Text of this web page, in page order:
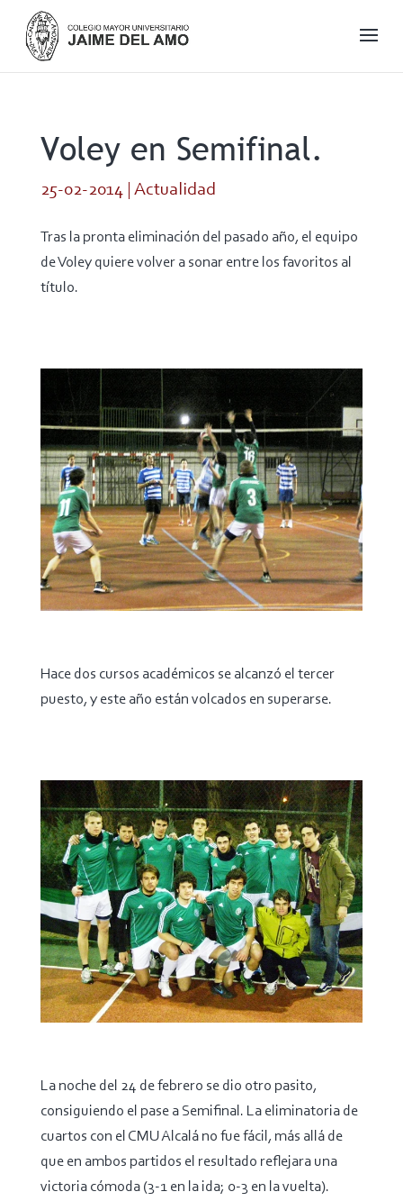
Voley en Semifinal.
25-02-2014| Actualidad
Tras la pronta eliminación del pasado año, el equipo
de Voley quiere volver a sonar entre los favoritos al
título.
Hace dos cursos académicos se alcanzó el tercer
puesto, y este año están volcados en superarse.
La noche del 24 de febrero se dio otro pasito,
consiguiendo el pase a Semifinal. La eliminatoria de
cuartos con el CMU Alcalá no fue fácil, más allá de
que en ambos partidos el resultado reflejara una
victoria cómoda (3-1 en la ida; 0-3 en la vuelta).